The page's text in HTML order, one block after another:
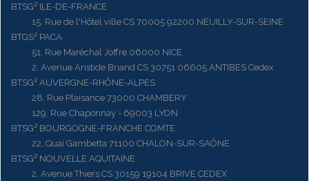
BTSG² ILE-DE-FRANCE
15, Rue de l'Hôtel ville CS 70005 92200 NEUILLY-SUR-SEINE
BTGS² PACA
51, Rue Maréchal Joffre 06000 NICE
2, Avenue Aristide Briand CS 30751 06605 ANTIBES Cedex
BTSG² AUVERGNE-RHÔNE-ALPES
28, Rue Plaisance 73000 CHAMBERY
129, Rue Chaponnay - 69003 LYON
BTSG² BOURGOGNE-FRANCHE COMTE
22, Quai Gambetta 71100 CHALON-SUR-SAÔNE
BTSG² NOUVELLE AQUITAINE
2, Avenue Thiers CS 30159 19104 BRIVE CEDEX